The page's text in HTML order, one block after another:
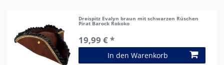
Dreispitz Evalyn braun mit schwarzen Rüschen
Pirat Barock Rokoko
19,99 € *
In den Warenkorb